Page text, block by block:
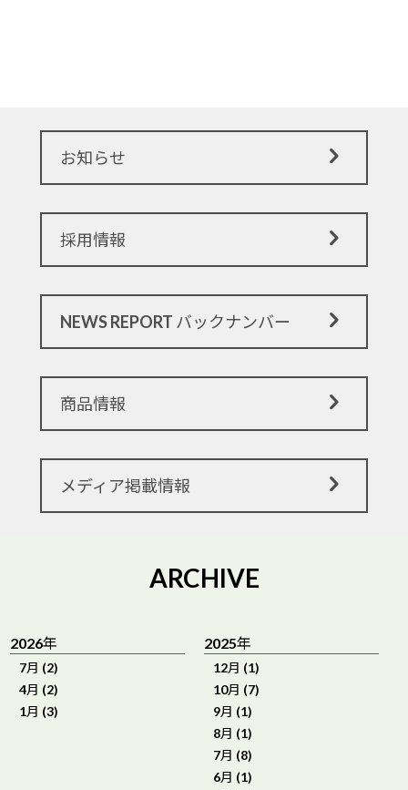
お知らせ
採用情報
NEWS REPORT バックナンバー
商品情報
メディア掲載情報
ARCHIVE
2026年
7月 (2)
4月 (2)
1月 (3)
2025年
12月 (1)
10月 (7)
9月 (1)
8月 (1)
7月 (8)
6月 (1)